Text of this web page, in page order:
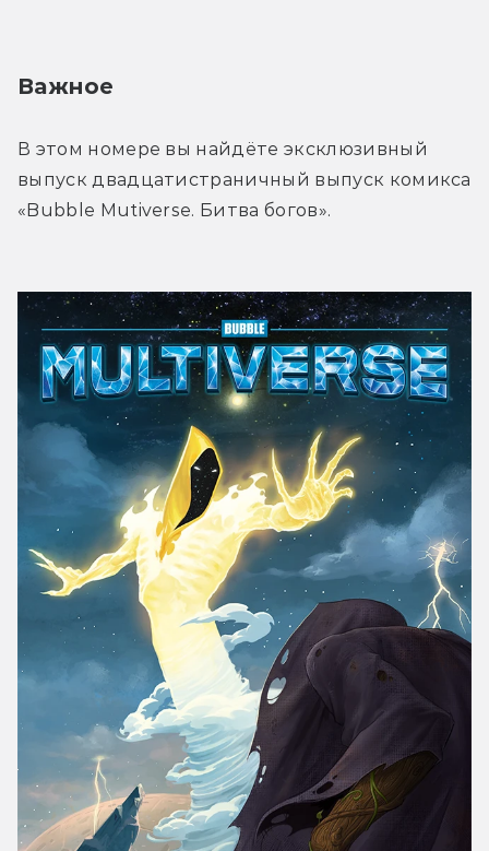
Важное
В этом номере вы найдёте эксклюзивный
выпуск двадцатистраничный выпуск комикса
«Bubble Mutiverse. Битва богов».